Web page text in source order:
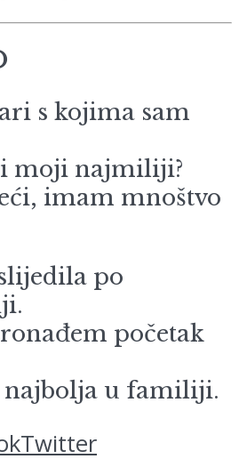
s kojima sam
moji najmiliji?
imam mnoštvo
po
početak
najbolja u familiji.
Twitter